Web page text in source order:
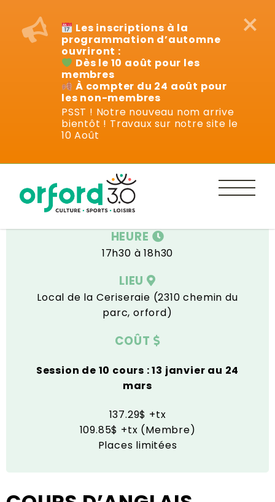
×
Les inscriptions à la
programmation d’automne
ouvriront :
Dès le 10 août pour les
membres
À compter du 24 août pour
les non-membres
PSST ! Notre nouveau nom arrive
bientôt ! Travaux sur notre site le
10 Août
DATE
Lundi 13 janvier au 24 mars 2025
HEURE
17h30 à 18h30
LIEU
Local de la Ceriseraie (2310 chemin du
parc, orford)
COÛT
Session de 10 cours : 13 janvier au 24
mars
137.29$ +tx
109.85$ +tx (Membre)
Places limitées